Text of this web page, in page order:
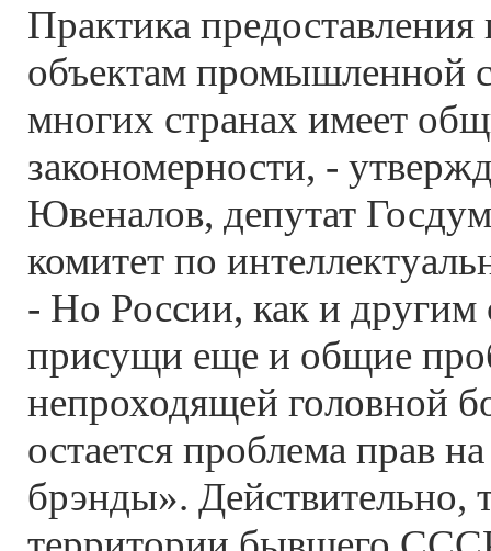
Практика
объектам промышленной
многих странах имеет
закономерности, -
Ювеналов, депутат
комитет по
- Но России, как и
присущи еще и общие
непроходящей головной
остается проблема прав
брэнды». Действительно,